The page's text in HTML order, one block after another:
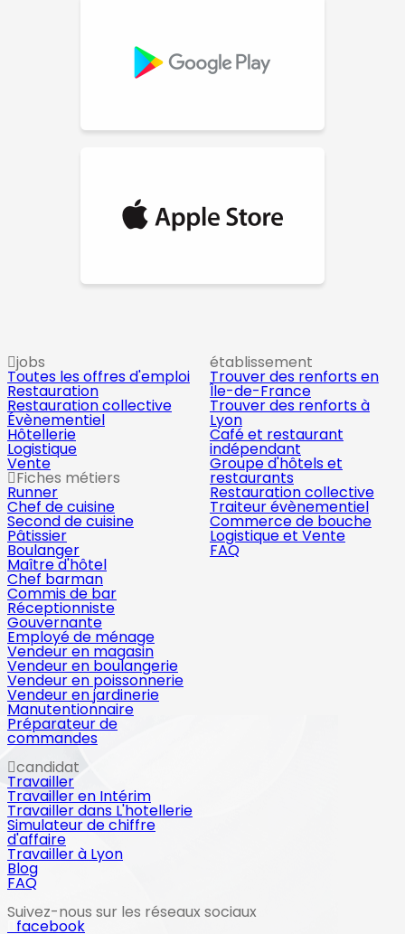
jobs
Toutes les offres d'emploi
Restauration
Restauration collective
Évènementiel
Hôtellerie
Logistique
Vente
Fiches métiers
Runner
Chef de cuisine
Second de cuisine
Pâtissier
Boulanger
Maître d'hôtel
Chef barman
Commis de bar
Réceptionniste
Gouvernante
Employé de ménage
Vendeur en magasin
Vendeur en boulangerie
Vendeur en poissonnerie
Vendeur en jardinerie
Manutentionnaire
Préparateur de
commandes
établissement
Trouver des renforts en
Île-de-France
Trouver des renforts à
Lyon
Café et restaurant
indépendant
Groupe d'hôtels et
restaurants
Restauration collective
Traiteur évènementiel
Commerce de bouche
Logistique et Vente
FAQ
candidat
Travailler
Travailler en Intérim
Travailler dans L'hotellerie
Simulateur de chiffre
d'affaire
Travailler à Lyon
Blog
FAQ
Suivez-nous sur les réseaux sociaux
facebook